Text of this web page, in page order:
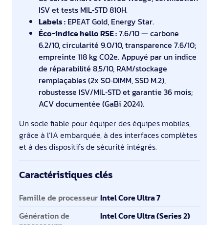
ISV et tests MIL‑STD 810H.
Labels : EPEAT Gold, Energy Star.
Éco-indice hello RSE :7.6/10 — carbone
6.2/10, circularité 9.0/10, transparence 7.6/10;
empreinte 118 kg CO2e. Appuyé par un indice
de réparabilité 8,5/10, RAM/stockage
remplaçables (2x SO‑DIMM, SSD M.2),
robustesse ISV/MIL‑STD et garantie 36 mois;
ACV documentée (GaBi 2024).
Un socle fiable pour équiper des équipes mobiles,
grâce à l’IA embarquée, à des interfaces complètes
et à des dispositifs de sécurité intégrés.
Caractéristiques clés
Caractéristiques clés
Famille de processeur Intel Core Ultra 7
Génération de
Intel Core Ultra (Series 2)